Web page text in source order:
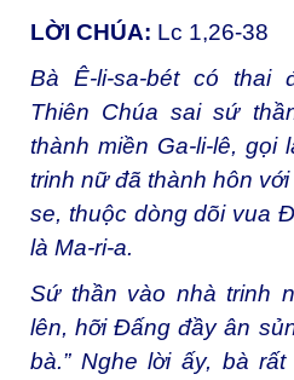
LỜI CHÚA: Lc 1,26-38
Bà Ê-li-sa-bét có thai
Thiên Chúa sai sứ
thành miền Ga-li-lê, gọi
trinh nữ đã thành hôn
se, thuộc dòng dõi vua
là Ma-ri-a.
Sứ thần vào nhà trinh
lên, hỡi Đấng đầy ân
bà.” Nghe lời ấy, bà